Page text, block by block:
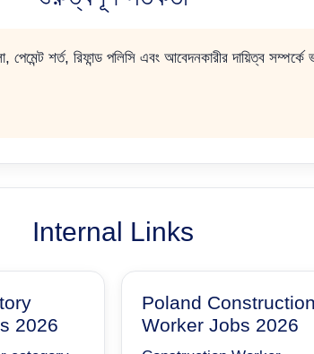
শর্ত, রিফান্ড পলিসি এবং আবেদনকারীর দায়িত্ব
Internal Links
2026
Poland
Worker Jobs 2026